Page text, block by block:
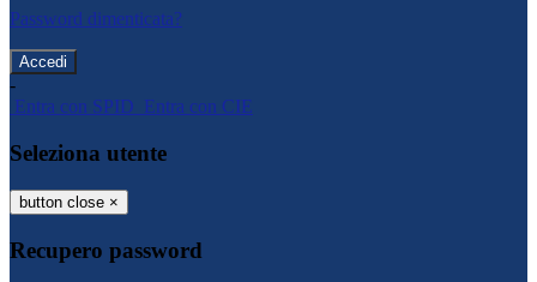
Password dimenticata?
-
Entra con SPID Entra con CIE
Seleziona utente
button close ×
Recupero password